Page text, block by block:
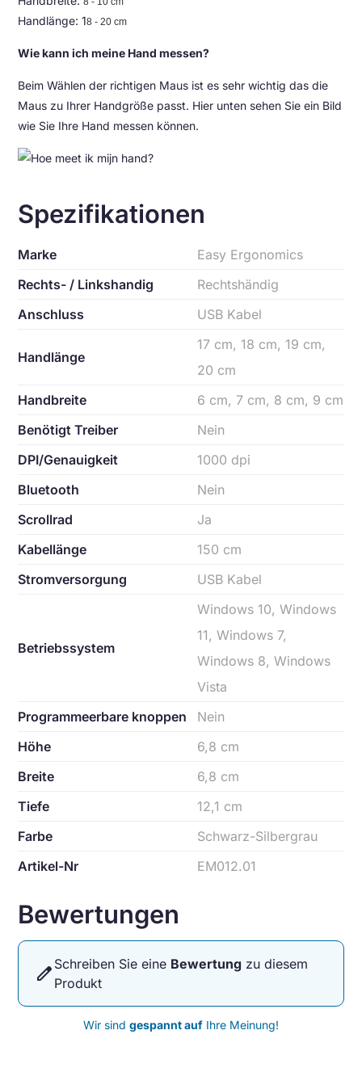
Handlänge: 18 - 20 cm
Wie kann ich meine Hand messen?
Beim Wählen der richtigen Maus ist es sehr wichtig das die
Maus zu Ihrer Handgröße passt. Hier unten sehen Sie ein Bild
wie Sie Ihre Hand messen können.
Spezifikationen
Marke
Easy Ergonomics
Rechts- / Linkshandig
Rechtshändig
Anschluss
USB Kabel
Handlänge
17 cm, 18 cm, 19 cm,
20 cm
Handbreite
6 cm, 7 cm, 8 cm, 9 cm
Benötigt Treiber
Nein
DPI/Genauigkeit
1000 dpi
Bluetooth
Nein
Scrollrad
Ja
Kabellänge
150 cm
Stromversorgung
USB Kabel
Betriebssystem
Windows 10, Windows
11, Windows 7,
Windows 8, Windows
Vista
Programmeerbare knoppen
Nein
Höhe
6,8 cm
Breite
6,8 cm
Tiefe
12,1 cm
Farbe
Schwarz-Silbergrau
Artikel-Nr
EM012.01
Bewertungen
edit Schreiben Sie eine Bewertung zu diesem
Produkt
Wir sind gespannt auf Ihre Meinung!